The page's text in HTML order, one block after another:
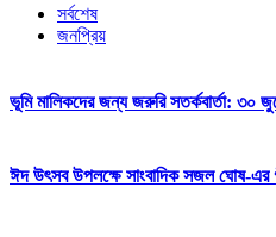
সর্বশেষ
জনপ্রিয়
ভূমি মালিকদের জন্য জরুরি সতর্কবার্তা: ৩০
ঈদ উৎসব উপলক্ষে সাংবাদিক সজল ঘোষ-এর